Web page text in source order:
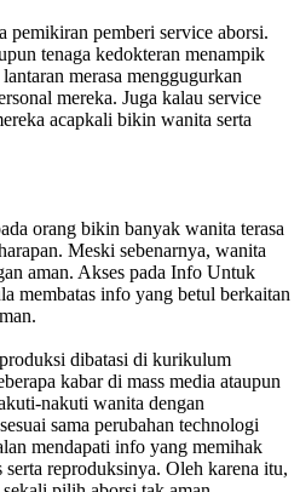
pemikiran pemberi service aborsi.
tenaga kedokteran menampik
merasa menggugurkan
mereka. Juga kalau service
acapkali bikin wanita serta
orang bikin banyak wanita terasa
Meski sebenarnya, wanita
aman. Akses pada Info Untuk
membatas info yang betul berkaitan
dibatasi di kurikulum
kabar di mass media ataupun
nakuti wanita dengan
sama perubahan technologi
mendapati info yang memihak
serta reproduksinya. Oleh karena itu,